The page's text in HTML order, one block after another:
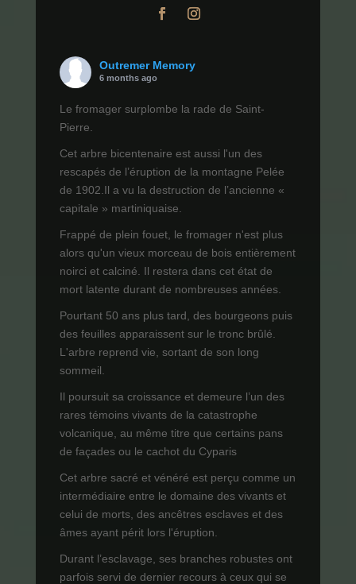
Outremer Memory
6 months ago
Le fromager surplombe la rade de Saint-
Pierre.
Cet arbre bicentenaire est aussi l'un des
rescapés de l’éruption de la montagne Pelée
de 1902.Il a vu la destruction de l’ancienne «
capitale » martiniquaise.
Frappé de plein fouet, le fromager n'est plus
alors qu'un vieux morceau de bois entièrement
noirci et calciné. Il restera dans cet état de
mort latente durant de nombreuses années.
Pourtant 50 ans plus tard, des bourgeons puis
des feuilles apparaissent sur le tronc brûlé.
L'arbre reprend vie, sortant de son long
sommeil.
Il poursuit sa croissance et demeure l’un des
rares témoins vivants de la catastrophe
volcanique, au même titre que certains pans
de façades ou le cachot du Cyparis
Cet arbre sacré et vénéré est perçu comme un
intermédiaire entre le domaine des vivants et
celui de morts, des ancêtres esclaves et des
âmes ayant périt lors l'éruption.
Durant l’esclavage, ses branches robustes ont
parfois servi de dernier recours à ceux qui se